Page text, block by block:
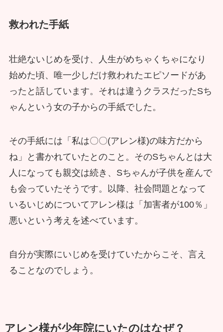
救われた手紙
壮絶ないじめを受け、人生がめちゃくちゃになり
始めた頃、唯一少しだけ救われたエピソードがあ
ったと話しています。それは違うクラスだったSち
ゃんという女の子からの手紙でした。
その手紙には「私は〇〇(アレン様)の味方だから
ね」と書かれていたとのこと。そのSちゃんとは大
人になっても親交は続き、Sちゃんが子供を産んで
も会っていたそうです。以降、社会問題となって
いるいじめについてアレン様は「加害者が100％」
悪いという考えを述べています。
自分が実際にいじめを受けていたからこそ、言え
ることなのでしょう。
アレン様が少年院にいたのはなぜ？